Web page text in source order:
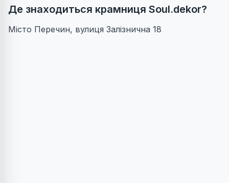
Де знаходиться крамниця Soul.dekor?
Місто Перечин, вулиця Залізнична 18